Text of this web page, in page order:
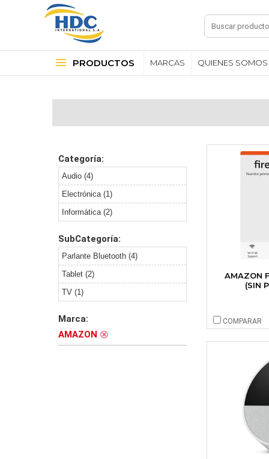
PRODUCTOS MARCAS QUIENES SOMOS
Categoría:
Audio (4)
Electrónica (1)
Informática (2)
SubCategoría:
Parlante Bluetooth (4)
Tablet (2)
TV (1)
Marca:
AMAZON
AMAZON
(SIN
COMPARAR